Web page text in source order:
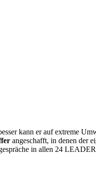
kann er auf extreme
angeschafft, in denen der
in allen 24